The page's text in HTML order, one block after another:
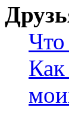
Что
Как